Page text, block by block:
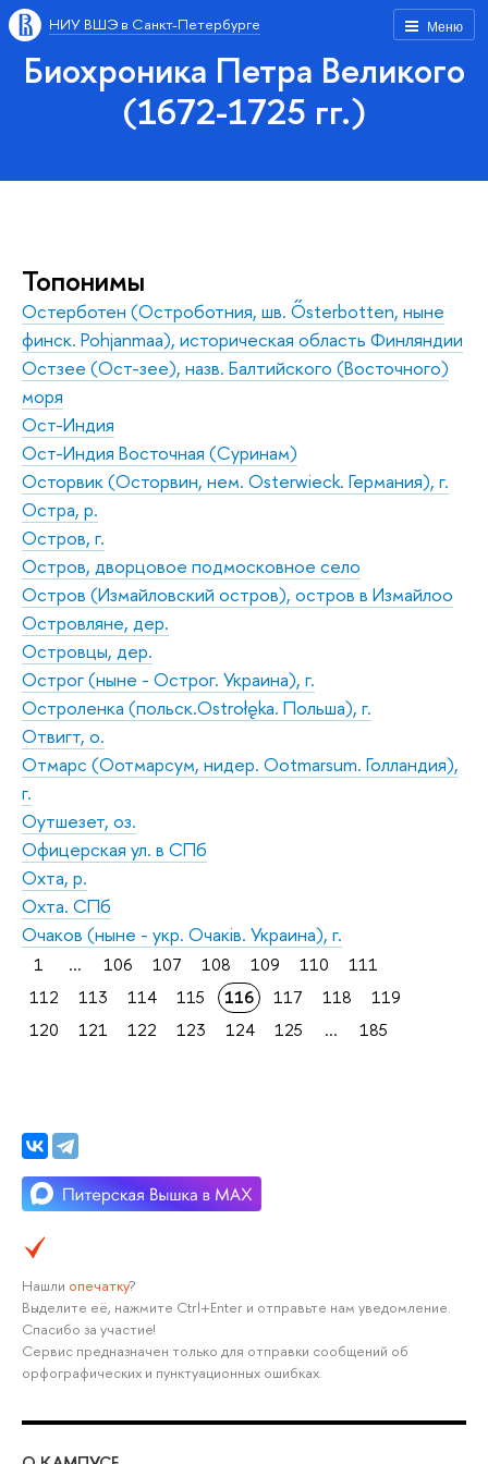
Меню
НИУ ВШЭ в Санкт-Петербурге
Биохроника Петра Великого
(1672-1725 гг.)
Топонимы
Остерботен (Остроботния, шв. Ősterbotten, ныне
финск. Pohjanmaa), историческая область Финляндии
Остзее (Ост-зее), назв. Балтийского (Восточного)
моря
Ост-Индия
Ост-Индия Восточная (Суринам)
Осторвик (Осторвин, нем. Ostеrwieсk. Германия), г.
Остра, р.
Остров, г.
Остров, дворцовое подмосковное село
Остров (Измайловский остров), остров в Измайлоо
Островляне, дер.
Островцы, дер.
Острог (ныне - Острог. Украина), г.
Остроленка (польск.Ostrołęka. Польша), г.
Отвигт, о.
Отмарс (Оотмарсум, нидер. Ootmarsum. Голландия),
г.
Оутшезет, оз.
Офицерская ул. в СПб
Охта, р.
Охта. СПб
Очаков (ныне - укр. Очаків. Украина), г.
1 ... 106 107 108 109 110
111
112
113 114 115 116 117 118
119
120
121 122 123 124 125 ... 185
Нашли опечатку?
Выделите её, нажмите Ctrl+Enter и отправьте нам уведомление.
Спасибо за участие!
Сервис предназначен только для отправки сообщений об
орфографических и пунктуационных ошибках.